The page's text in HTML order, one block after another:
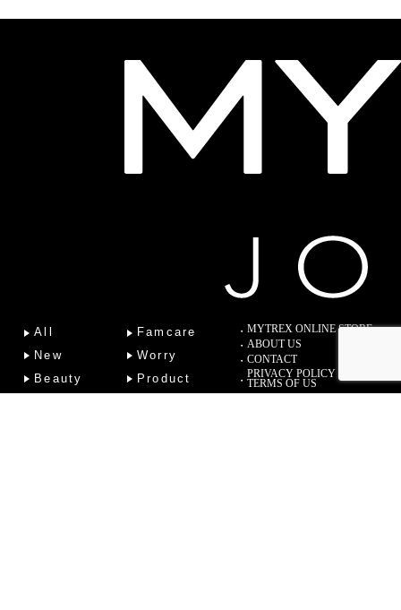
All
New
Beauty
Famcare
Worry
Product
MYTREX ONLINE STORE
ABOUT US
CONTACT
PRIVACY POLICY
TERMS OF US